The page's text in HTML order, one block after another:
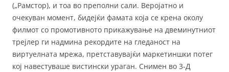
(„Рамстор), и тоа во преполни сали. Веројатно и
очекуван момент, бидејќи фамата која се крена околу
филмот со промотивното прикажување на двеминутниот
трејлер ги надмина рекордите на гледаност на
виртуелната мрежа, претставувајќи маркетиншки потег
кој навестуваше вистински ураган. Снимен во 3-Д